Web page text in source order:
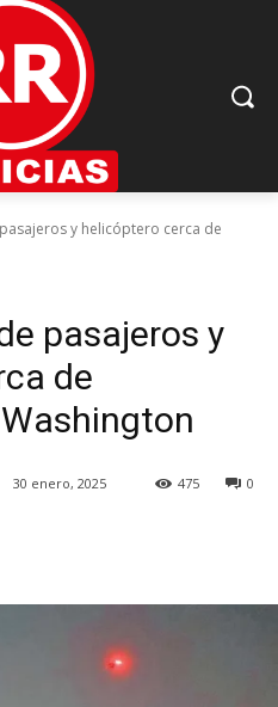
y helicóptero cerca de
pasajeros y
de
30 enero, 2025 0
475